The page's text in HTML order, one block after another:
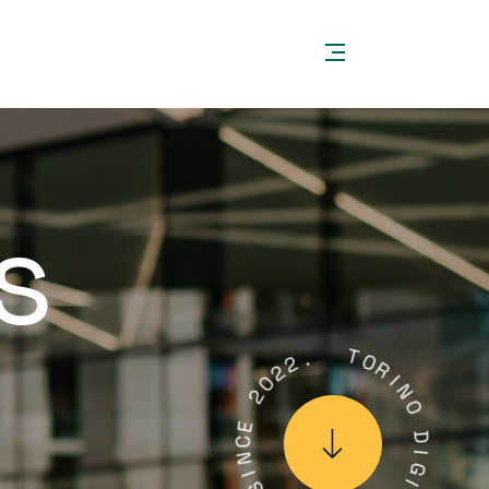
T
O
R
I
N
O
D
Y
S
I
N
C
E
2022.